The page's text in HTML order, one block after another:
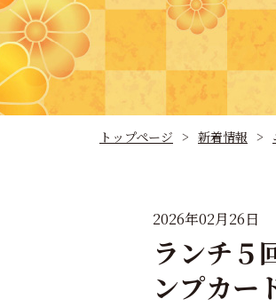
トップページ 新着情報
2026年02月26日
ランチ５
ンプカー